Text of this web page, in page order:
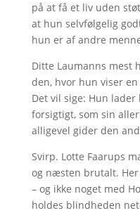
på at få et liv uden
at hun selvfølgelig
hun er af andre
Ditte Laumanns mest
den, hvor hun viser
Det vil sige: Hun
forsigtigt, som sin
alligevel gider den
Svirp. Lotte Faarups
og næsten brutalt.
– og ikke noget med
holdes blindheden